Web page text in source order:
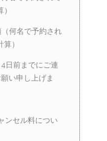
（何名で予約され
）
日前までにご連
い申し上げま
ンセル料につい